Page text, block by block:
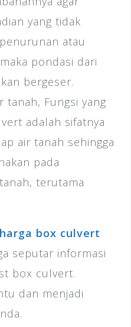
yang tidak
atau
pondasi dari
bergeser.
tanah, Fungsi yang
adalah sifatnya
air tanah sehingga
pada
terutama
harga box culvert
seputar informasi
box culvert.
dan menjadi